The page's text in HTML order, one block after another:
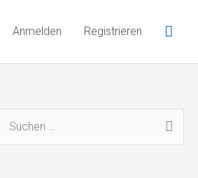
Anmelden Registrieren